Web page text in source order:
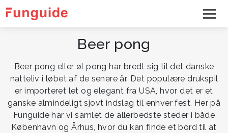
Beer pong
Beer pong eller øl pong har bredt sig til det danske
natteliv i løbet af de senere år. Det populære drukspil
er importeret let og elegant fra USA, hvor det er et
ganske almindeligt sjovt indslag til enhver fest. Her på
Funguide har vi samlet de allerbedste steder i både
København og Århus, hvor du kan finde et bord til at